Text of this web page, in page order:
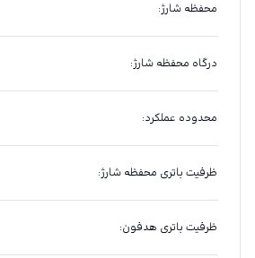
محفظه شارژ:
درگاه محفظه شارژ:
محدوده عملکرد:
ظرفیت باتری محفظه شارژ:
ظرفیت باتری هدفون: